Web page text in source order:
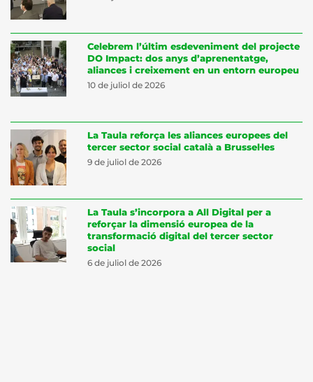
Celebrem l’últim esdeveniment del projecte
DO Impact: dos anys d’aprenentatge,
aliances i creixement en un entorn europeu
10 de juliol de 2026
La Taula reforça les aliances europees del
tercer sector social català a Brussel·les
9 de juliol de 2026
La Taula s’incorpora a All Digital per a
reforçar la dimensió europea de la
transformació digital del tercer sector
social
6 de juliol de 2026